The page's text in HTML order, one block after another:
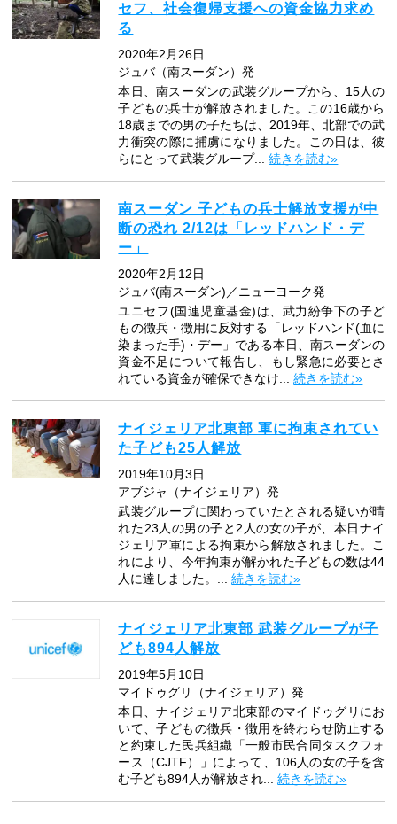
セフ、社会復帰支援への資金協力求め
る
2020年2月26日
ジュバ（南スーダン）発
本日、南スーダンの武装グループから、15人の
子どもの兵士が解放されました。この16歳から
18歳までの男の子たちは、2019年、北部での武
力衝突の際に捕虜になりました。この日は、彼
らにとって武装グループ...続きを読む»
南スーダン 子どもの兵士解放支援が中
断の恐れ 2/12は「レッドハンド・デ
ー」
2020年2月12日
ジュバ(南スーダン)／ニューヨーク発
ユニセフ(国連児童基金)は、武力紛争下の子ど
もの徴兵・徴用に反対する「レッドハンド(血に
染まった手)・デー」である本日、南スーダンの
資金不足について報告し、もし緊急に必要とさ
れている資金が確保できなけ...続きを読む»
ナイジェリア北東部 軍に拘束されてい
た子ども25人解放
2019年10月3日
アブジャ（ナイジェリア）発
武装グループに関わっていたとされる疑いが晴
れた23人の男の子と2人の女の子が、本日ナイ
ジェリア軍による拘束から解放されました。こ
れにより、今年拘束が解かれた子どもの数は44
人に達しました。...続きを読む»
ナイジェリア北東部 武装グループが子
ども894人解放
2019年5月10日
マイドゥグリ（ナイジェリア）発
本日、ナイジェリア北東部のマイドゥグリにお
いて、子どもの徴兵・徴用を終わらせ防止する
と約束した民兵組織「一般市民合同タスクフォ
ース（CJTF）」によって、106人の女の子を含
む子ども894人が解放され...続きを読む»